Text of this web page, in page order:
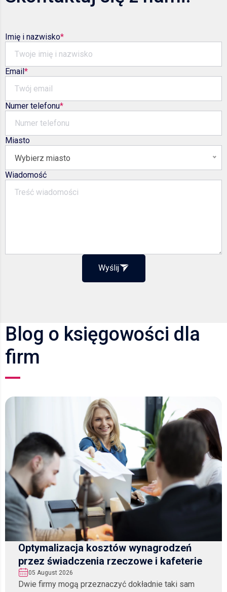
Imię i nazwisko
Email
Numer telefonu
Miasto
Wybierz miasto
Wiadomość
Wyślij
Blog o księgowości dla
firm
Optymalizacja kosztów wynagrodzeń
przez świadczenia rzeczowe i kafeterie
05 August 2026
Dwie firmy mogą przeznaczyć dokładnie taki sam